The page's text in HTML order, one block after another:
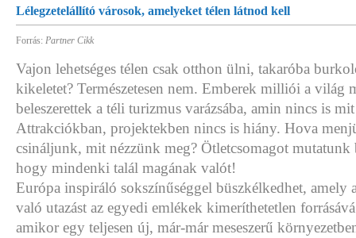
Lélegzetelállító városok, amelyeket télen látnod kell
Forrás: Partner Cikk
Vajon lehetséges télen csak otthon ülni, takaróba
kikeletet? Természetesen nem. Emberek milliói a világ
beleszerettek a téli turizmus varázsába, amin nincs is
Attrakciókban, projektekben nincs is hiány. Hova
csináljunk, mit nézzünk meg? Ötletcsomagot mutatunk
hogy mindenki talál magának valót!
Európa inspiráló sokszínűséggel büszkélkedhet, amely
való utazást az egyedi emlékek kimeríthetetlen
amikor egy teljesen új, már-már meseszerű